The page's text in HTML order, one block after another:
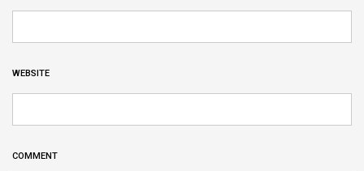
WEBSITE
COMMENT